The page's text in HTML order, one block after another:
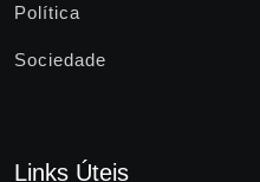
Política
Sociedade
Links Úteis